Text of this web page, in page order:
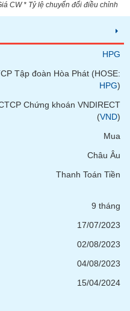
CW * Tỷ lệ chuyển đổi điều chỉnh
HPG
Tập đoàn Hòa Phát (HOSE:
HPG)
Chứng khoán VNDIRECT
(VND)
Mua
Châu Âu
Thanh Toán Tiền
9 tháng
17/07/2023
02/08/2023
04/08/2023
15/04/2024